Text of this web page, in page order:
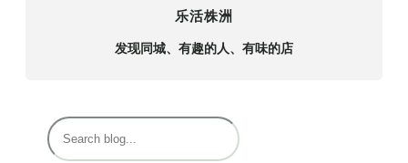
乐活株洲
发现同城、有趣的人、有味的店
搜
索